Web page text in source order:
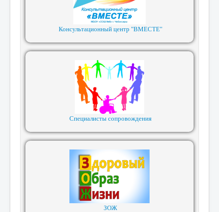
Консультационный центр "ВМЕСТЕ"
Специалисты сопровождения
ЗОЖ